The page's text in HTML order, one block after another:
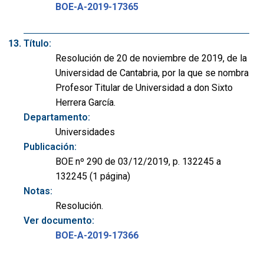
BOE-A-2019-17365
Título:
Resolución de 20 de noviembre de 2019, de la
Universidad de Cantabria, por la que se nombra
Profesor Titular de Universidad a don Sixto
Herrera García.
Departamento:
Universidades
Publicación:
BOE nº 290 de 03/12/2019, p. 132245 a
132245 (1 página)
Notas:
Resolución.
Ver documento:
BOE-A-2019-17366